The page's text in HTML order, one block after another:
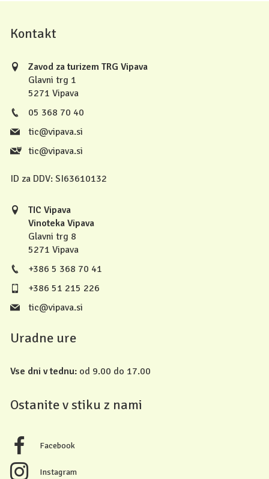
Kontakt
Zavod za turizem TRG Vipava
Glavni trg 1
5271 Vipava
05 368 70 40
tic@vipava.si
tic@vipava.si
ID za DDV: SI63610132
TIC Vipava
Vinoteka Vipava
Glavni trg 8
5271 Vipava
+386 5 368 70 41
+386 51 215 226
tic@vipava.si
Uradne ure
Vse dni v tednu: od 9.00 do 17.00
Ostanite v stiku z nami
Facebook
Instagram